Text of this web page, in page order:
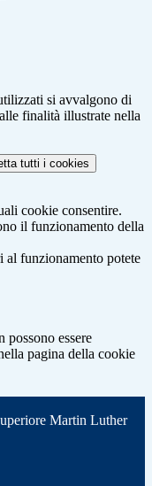
si avvalgono di
finalità illustrate nella
tutti i cookies
cookie consentire.
il funzionamento della
al funzionamento potete
possono essere
pagina della cookie
Martin Luther